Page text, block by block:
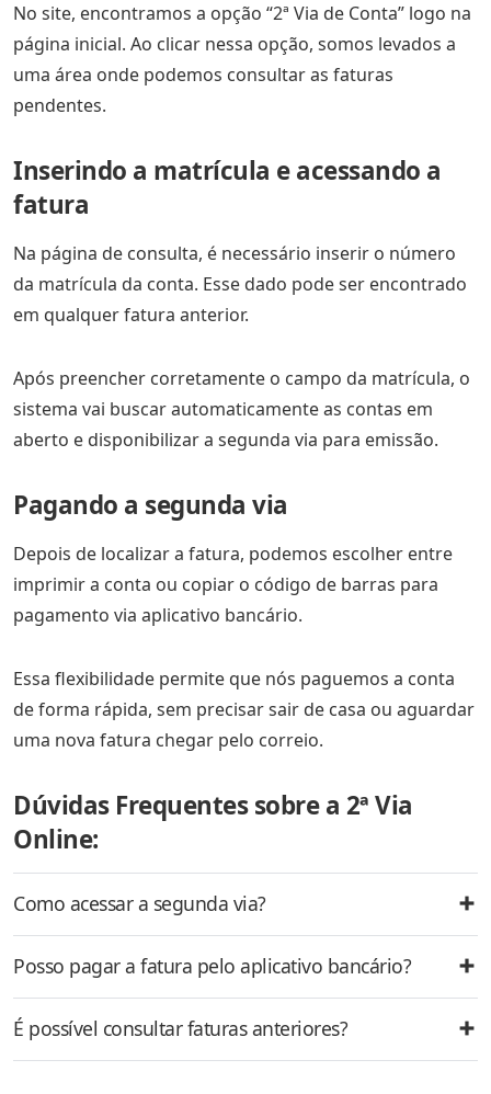
No site, encontramos a opção “2ª Via de Conta” logo na
página inicial. Ao clicar nessa opção, somos levados a
uma área onde podemos consultar as faturas
pendentes.
Inserindo a matrícula e acessando a
fatura
Na página de consulta, é necessário inserir o número
da matrícula da conta. Esse dado pode ser encontrado
em qualquer fatura anterior.
Após preencher corretamente o campo da matrícula, o
sistema vai buscar automaticamente as contas em
aberto e disponibilizar a segunda via para emissão.
Pagando a segunda via
Depois de localizar a fatura, podemos escolher entre
imprimir a conta ou copiar o código de barras para
pagamento via aplicativo bancário.
Essa flexibilidade permite que nós paguemos a conta
de forma rápida, sem precisar sair de casa ou aguardar
uma nova fatura chegar pelo correio.
Dúvidas Frequentes sobre a 2ª Via
Online:
Como acessar a segunda via?
Posso pagar a fatura pelo aplicativo bancário?
É possível consultar faturas anteriores?